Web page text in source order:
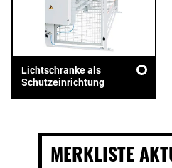
Lichtschranke als
Schutzeinrichtung
MERKLISTE